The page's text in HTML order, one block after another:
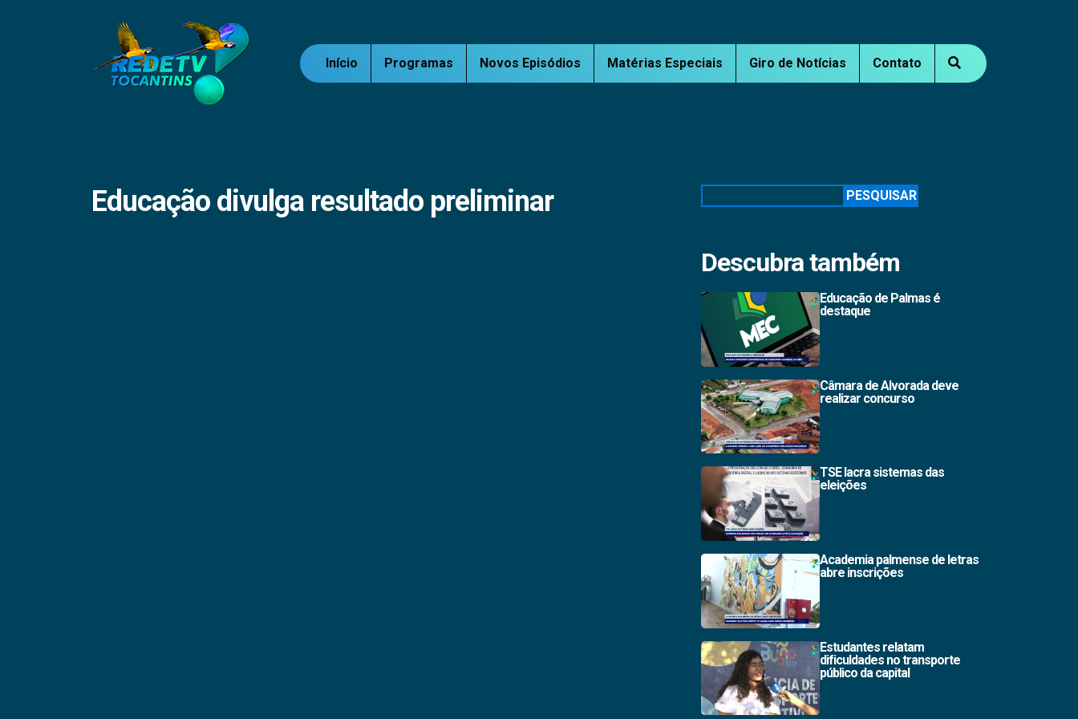
Início Programas Novos Episódios Matérias Especiais Giro de Notícias Contato
Educação divulga resultado preliminar PESQUISAR
Descubra também
Educação de Palmas é
destaque
Câmara de Alvorada deve
realizar concurso
TSE lacra sistemas das
eleições
Academia palmense de letras
abre inscrições
Estudantes relatam
dificuldades no transporte
público da capital